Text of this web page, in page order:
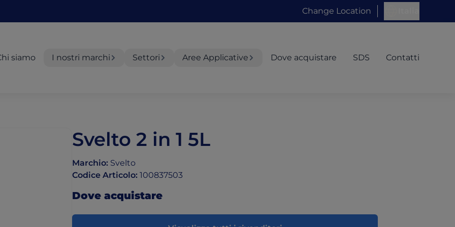
Change Location
siamo I nostri marchi Settori Aree Applicative Dove acquistare SDS Contatti
Svelto 2 in 1 5L
Marchio: Svelto
Codice Articolo: 100837503
Dove acquistare